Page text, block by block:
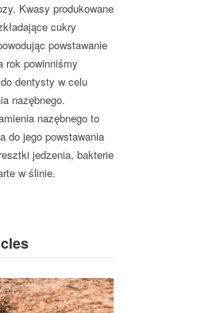
Kwasy produkowane
cukry
powstawanie
rok powinniśmy
dentysty w celu
nazębnego.
nazębnego to
do jego powstawania
jedzenia, bakterie
w ślinie.